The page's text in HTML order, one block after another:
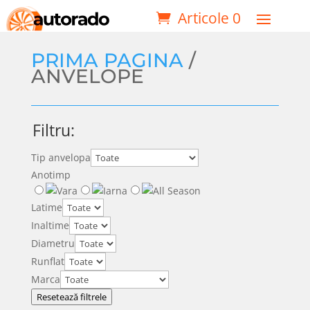
Articole 0
PRIMA PAGINA/
ANVELOPE
Filtru:
Tip anvelopa
Anotimp
Latime
Inaltime
Diametru
Runflat
Marca
Resetează filtrele